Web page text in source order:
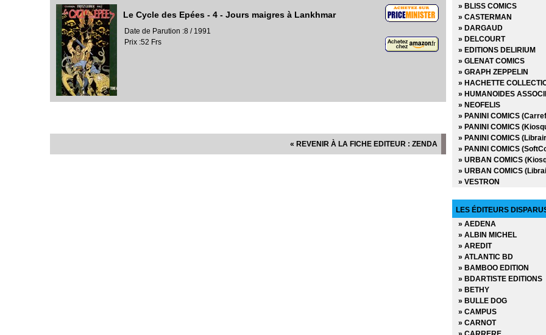
Le Cycle des Epées - 4 - Jours maigres à Lankhmar
Date de Parution :8 / 1991
Prix :52 Frs
« REVENIR À LA FICHE EDITEUR : ZENDA
» BLISS COMICS
» CASTERMAN
» DARGAUD
» DELCOURT
» EDITIONS DELIRIUM
» GLENAT COMICS
» GRAPH ZEPPELIN
» HACHETTE
» HUMANOIDES
» NEOFELIS
» PANINI COMICS
» PANINI COMICS
» PANINI COMICS
» PANINI COMICS
» URBAN COMICS
» URBAN COMICS
» VESTRON
LES ÉDITEURS
» AEDENA
» ALBIN MICHEL
» AREDIT
» ATLANTIC BD
» BAMBOO EDITION
» BDARTISTE EDITIONS
» BETHY
» BULLE DOG
» CAMPUS
» CARNOT